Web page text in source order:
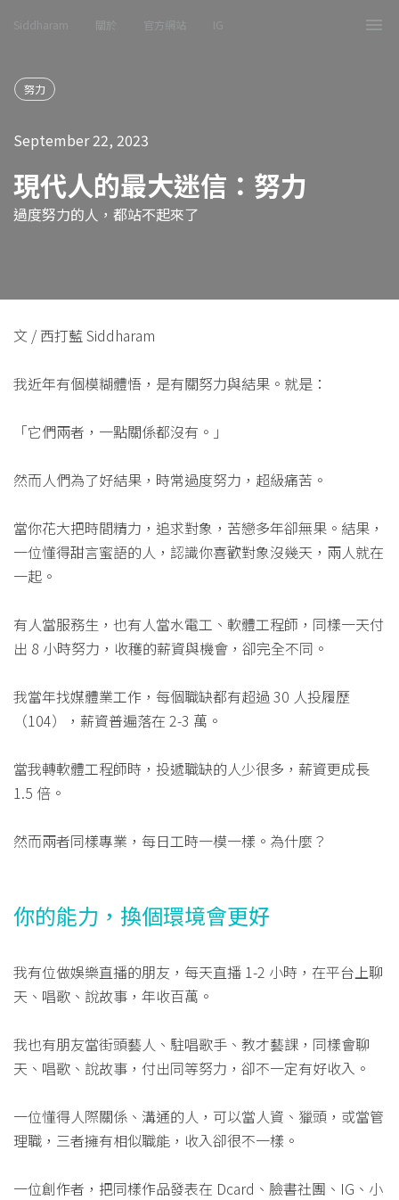
Siddharam 關於 官方網站 IG
努力
September 22, 2023
現代人的最大迷信：努力
過度努力的人，都站不起來了
文 / 西打藍 Siddharam
我近年有個模糊體悟，是有關努力與結果。就是：
「它們兩者，一點關係都沒有。」
然而人們為了好結果，時常過度努力，超級痛苦。
當你花大把時間精力，追求對象，苦戀多年卻無果。結果，
一位懂得甜言蜜語的人，認識你喜歡對象沒幾天，兩人就在
一起。
有人當服務生，也有人當水電工、軟體工程師，同樣一天付
出 8 小時努力，收穫的薪資與機會，卻完全不同。
我當年找媒體業工作，每個職缺都有超過 30 人投履歷
（104），薪資普遍落在 2-3 萬。
當我轉軟體工程師時，投遞職缺的人少很多，薪資更成長
1.5 倍。
然而兩者同樣專業，每日工時一模一樣。為什麼？
你的能力，換個環境會更好
我有位做娛樂直播的朋友，每天直播 1-2 小時，在平台上聊
天、唱歌、說故事，年收百萬。
我也有朋友當街頭藝人、駐唱歌手、教才藝課，同樣會聊
天、唱歌、說故事，付出同等努力，卻不一定有好收入。
一位懂得人際關係、溝通的人，可以當人資、獵頭，或當管
理職，三者擁有相似職能，收入卻很不一樣。
一位創作者，把同樣作品發表在 Dcard、臉書社團、IG、小